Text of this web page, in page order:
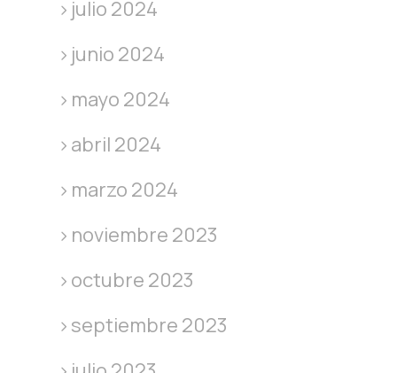
julio 2024
junio 2024
mayo 2024
abril 2024
marzo 2024
noviembre 2023
octubre 2023
septiembre 2023